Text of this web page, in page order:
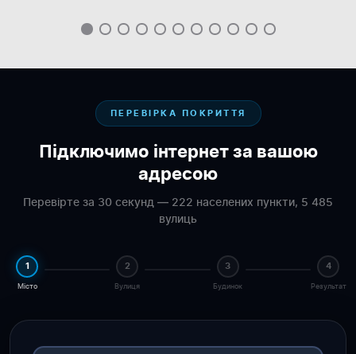
ПЕРЕВІРКА ПОКРИТТЯ
Підключимо інтернет за вашою
адресою
Перевірте за 30 секунд — 222 населених пункти, 5 485
вулиць
1
Місто
2
Вулиця
3
Будинок
4
Результат